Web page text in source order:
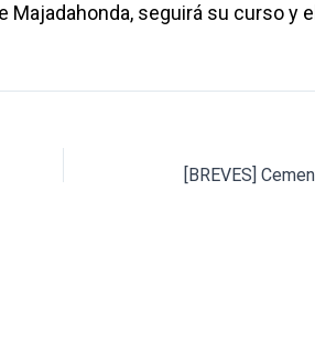
Majadahonda, seguirá su curso y